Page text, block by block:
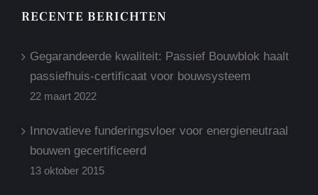
RECENTE BERICHTEN
Gegarandeerde kwaliteit: Passief Bouwblok haalt
passiefhuis-certificaat voor bouwsysteem
22 maart 2022
Innovatieve funderingsvloer voor energieneutraal
bouwen gecertificeerd
13 oktober 2015